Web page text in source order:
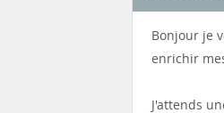
Bonjour je
enrichir
J'attends